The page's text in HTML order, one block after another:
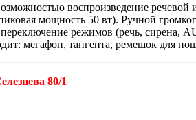
воспроизведение речевой
мощность 50 вт). Ручной
режимов (речь, сирена,
мегафон, тангента, ремешок для
80/1